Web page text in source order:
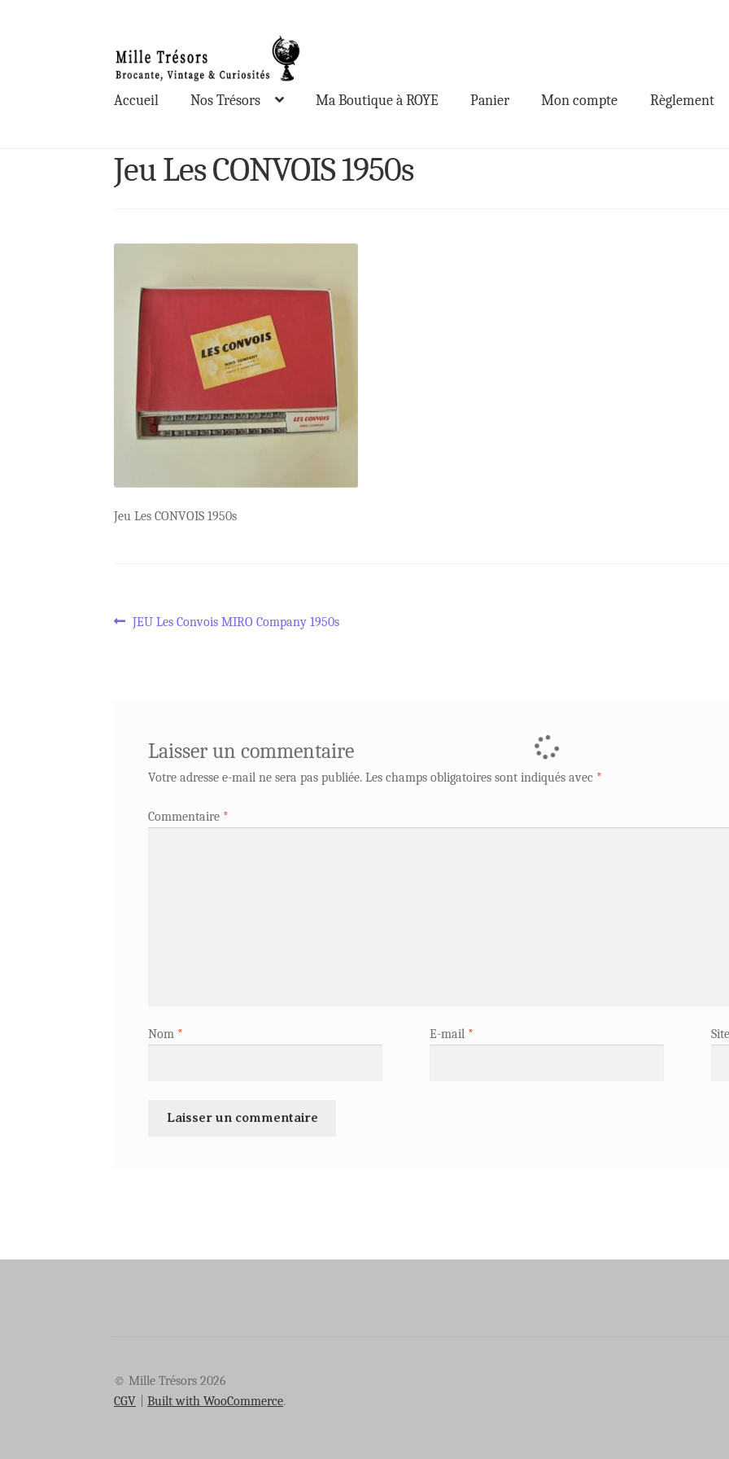
à
la
navigation
au
contenu
Accueil Nos Trésors Ma Boutique à ROYE Panier Mon compte Règlement
Jeu Les CONVOIS 1950s
Jeu Les CONVOIS 1950s
Navigation
Article
JEU Les Convois MIRO Company 1950s
Laisser un commentaire
Votre adresse e-mail ne sera pas publiée. Les champs obligatoires sont indiqués avec *
Commentaire *
Nom * E-mail *
© Mille Trésors 2026
CGV
Built with WooCommerce.